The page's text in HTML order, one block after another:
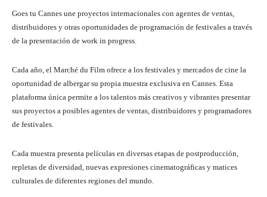
Goes tu Cannes une proyectos internacionales con agentes de ventas,
distribuidores y otras oportunidades de programación de festivales a través
de la presentación de work in progress.
Cada año, el Marché du Film ofrece a los festivales y mercados de cine la
oportunidad de albergar su propia muestra exclusiva en Cannes. Esta
plataforma única permite a los talentos más creativos y vibrantes presentar
sus proyectos a posibles agentes de ventas, distribuidores y programadores
de festivales.
Cada muestra presenta películas en diversas etapas de postproducción,
repletas de diversidad, nuevas expresiones cinematográficas y matices
culturales de diferentes regiones del mundo.